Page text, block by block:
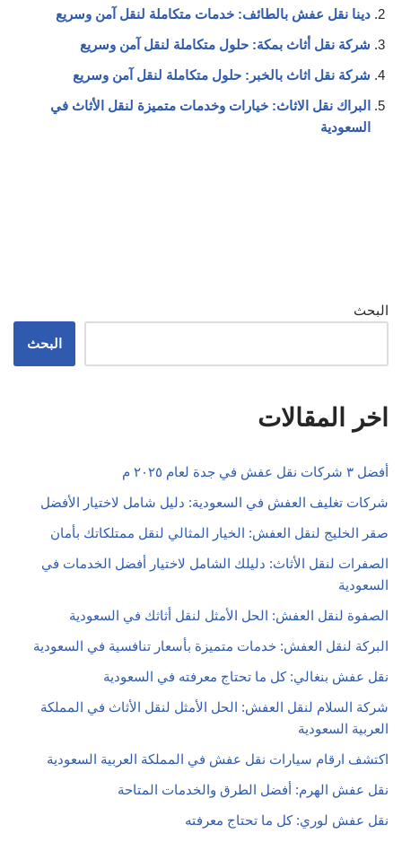
دينا نقل عفش بالطائف: خدمات متكاملة لنقل آمن وسريع
شركة نقل أثاث بمكة: حلول متكاملة لنقل آمن وسريع
شركة نقل اثاث بالخبر: حلول متكاملة لنقل آمن وسريع
البراك نقل الاثاث: خيارات وخدمات متميزة لنقل الأثاث في
السعودية
البحث
البحث
اخر المقالات
أفضل ٣ شركات نقل عفش في جدة لعام ٢٠٢٥ م
شركات تغليف العفش في السعودية: دليل شامل لاختيار الأفضل
صقر الخليج لنقل العفش: الخيار المثالي لنقل ممتلكاتك بأمان
الصفرات لنقل الأثاث: دليلك الشامل لاختيار أفضل الخدمات في
السعودية
الصفوة لنقل العفش: الحل الأمثل لنقل أثاثك في السعودية
البركة لنقل العفش: خدمات متميزة بأسعار تنافسية في السعودية
نقل عفش بنغالي: كل ما تحتاج معرفته في السعودية
شركة السلام لنقل العفش: الحل الأمثل لنقل الأثاث في المملكة
العربية السعودية
اكتشف ارقام سيارات نقل عفش في المملكة العربية السعودية
نقل عفش الهرم: أفضل الطرق والخدمات المتاحة
نقل عفش لوري: كل ما تحتاج معرفته